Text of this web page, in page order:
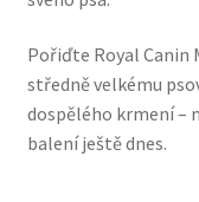
Pořiďte Royal Canin
středně velkému
dospělého krmení –
balení ještě dnes.